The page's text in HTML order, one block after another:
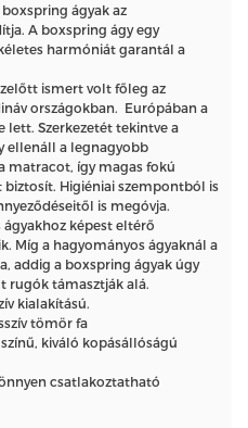
ágyak az
A boxspring ágy egy
harmóniát garantál a
ismert volt főleg az
országokban. Európában a
lett. Szerkezetét tekintve a
ellenáll a legnagyobb
matracot, így magas fokú
Higiéniai szempontból is
is megóvja.
képest eltérő
Míg a hagyományos ágyaknál a
addig a boxspring ágyak úgy
rugók támasztják alá.
kialakítású.
tömör fa
kiváló kopásállóságú
csatlakoztatható